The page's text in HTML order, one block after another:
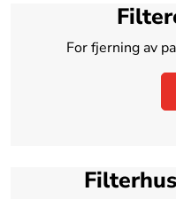
For fjerning av